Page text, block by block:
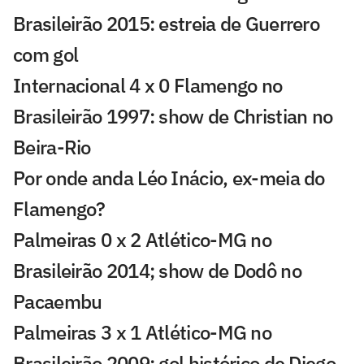
Brasileirão 2015: estreia de Guerrero
com gol
Internacional 4 x 0 Flamengo no
Brasileirão 1997: show de Christian no
Beira-Rio
Por onde anda Léo Inácio, ex-meia do
Flamengo?
Palmeiras 0 x 2 Atlético-MG no
Brasileirão 2014; show de Dodô no
Pacaembu
Palmeiras 3 x 1 Atlético-MG no